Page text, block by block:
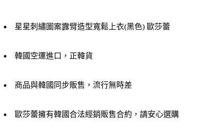
星星刺繡圖案露臂造型寬鬆上衣(黑色) 歐莎蕾
韓國空運進口，正韓貨
商品與韓國同步販售，流行無時差
歐莎蕾擁有韓國合法經銷販售合約，請安心選購